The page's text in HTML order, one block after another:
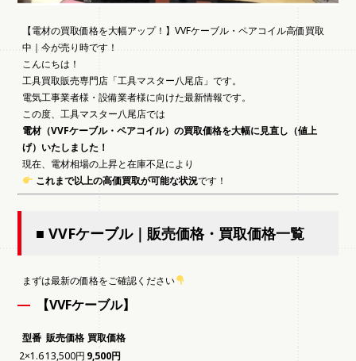
【電材の買取価格を大幅アップ！】VVFケーブル・ペアコイル高価買取
中｜今が売り時です！
こんにちは！
工具買取販売専門店「工具マスター八尾店」です。
電気工事業者様・設備業者様に向けた最新情報です。
この度、工具マスター八尾店では
電材（VVFケーブル・ペアコイル）の買取価格を大幅に見直し（値上
げ）いたしました！
現在、電材相場の上昇と在庫不足により
これまで以上の高価買取が可能な状況です！
■ VVFケーブル｜販売価格・買取価格一覧
まずは最新の価格をご確認ください
【VVFケーブル】
型番 販売価格 買取価格
2×1.613,500円 9,500円